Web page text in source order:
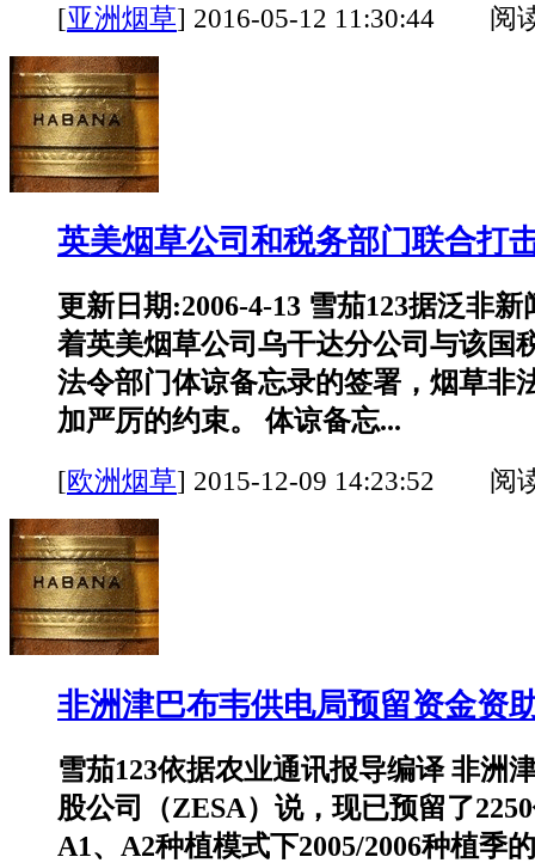
[亚洲烟草] 2016-05-12 11:30:44 阅
英美烟草公司和税务部门联合打
更新日期:2006-4-13 雪茄123据泛非
着英美烟草公司乌干达分公司与该国
法令部门体谅备忘录的签署，烟草非
加严厉的约束。 体谅备忘...
[欧洲烟草] 2015-12-09 14:23:52 阅
非洲津巴布韦供电局预留资金资
雪茄123依据农业通讯报导编译 非洲
股公司（ZESA）说，现已预留了
A1、A2种植模式下2005/2006种植季